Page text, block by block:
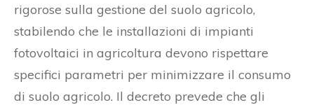
rigorose sulla gestione del suolo agricolo,
stabilendo che le installazioni di impianti
fotovoltaici in agricoltura devono rispettare
specifici parametri per minimizzare il consumo
di suolo agricolo. Il decreto prevede che gli